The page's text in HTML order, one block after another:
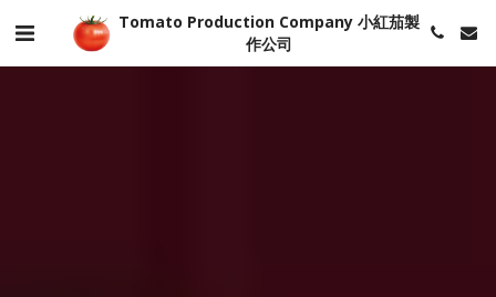
Tomato Production Company 小紅茄製
作公司